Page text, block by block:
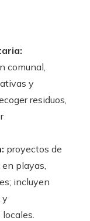
comunal,
y
residuos,
proyectos de
playas,
incluyen
y